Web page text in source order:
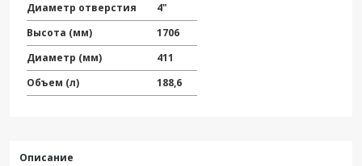
Диаметр отверстия
4"
Высота (мм)
1706
Диаметр (мм)
411
Объем (л)
188,6
Описание